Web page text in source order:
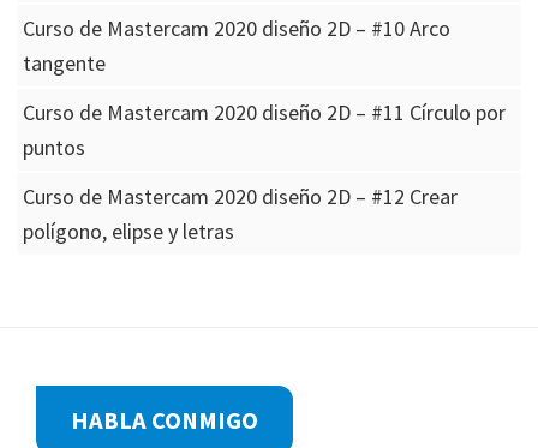
Curso de Mastercam 2020 diseño 2D – #10 Arco
tangente
Curso de Mastercam 2020 diseño 2D – #11 Círculo por
puntos
Curso de Mastercam 2020 diseño 2D – #12 Crear
polígono, elipse y letras
FooterHABLA CONMIGO